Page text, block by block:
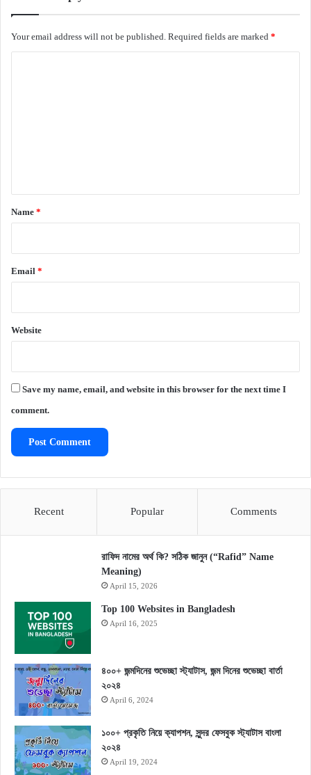
Your email address will not be published. Required fields are marked *
*
Name *
Email *
Website
Save my name, email, and website in this browser for the next time I
comment.
Recent Popular Comments
রাফিদ নামের অর্থ কি? সঠিক জানুন (“Rafid” Name
Meaning)
April 15, 2026
Top 100 Websites in Bangladesh
April 16, 2025
৪০০+ জন্মদিনের শুভেচ্ছা স্ট্যাটাস, জন্ম দিনের শুভেচ্ছা বার্তা
২০২৪
April 6, 2024
১০০+ প্রকৃতি নিয়ে ক্যাপশন, সুন্দর ফেসবুক স্ট্যাটাস বাংলা
২০২৪
April 19, 2024